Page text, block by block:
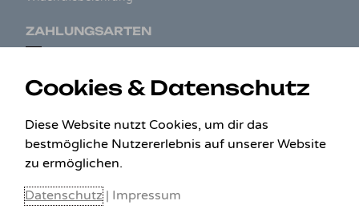
ZAHLUNGSARTEN
Cookies & Datenschutz
Diese Website nutzt Cookies, um dir das
bestmögliche Nutzererlebnis auf unserer Website
zu ermöglichen.
Datenschutz | Impressum